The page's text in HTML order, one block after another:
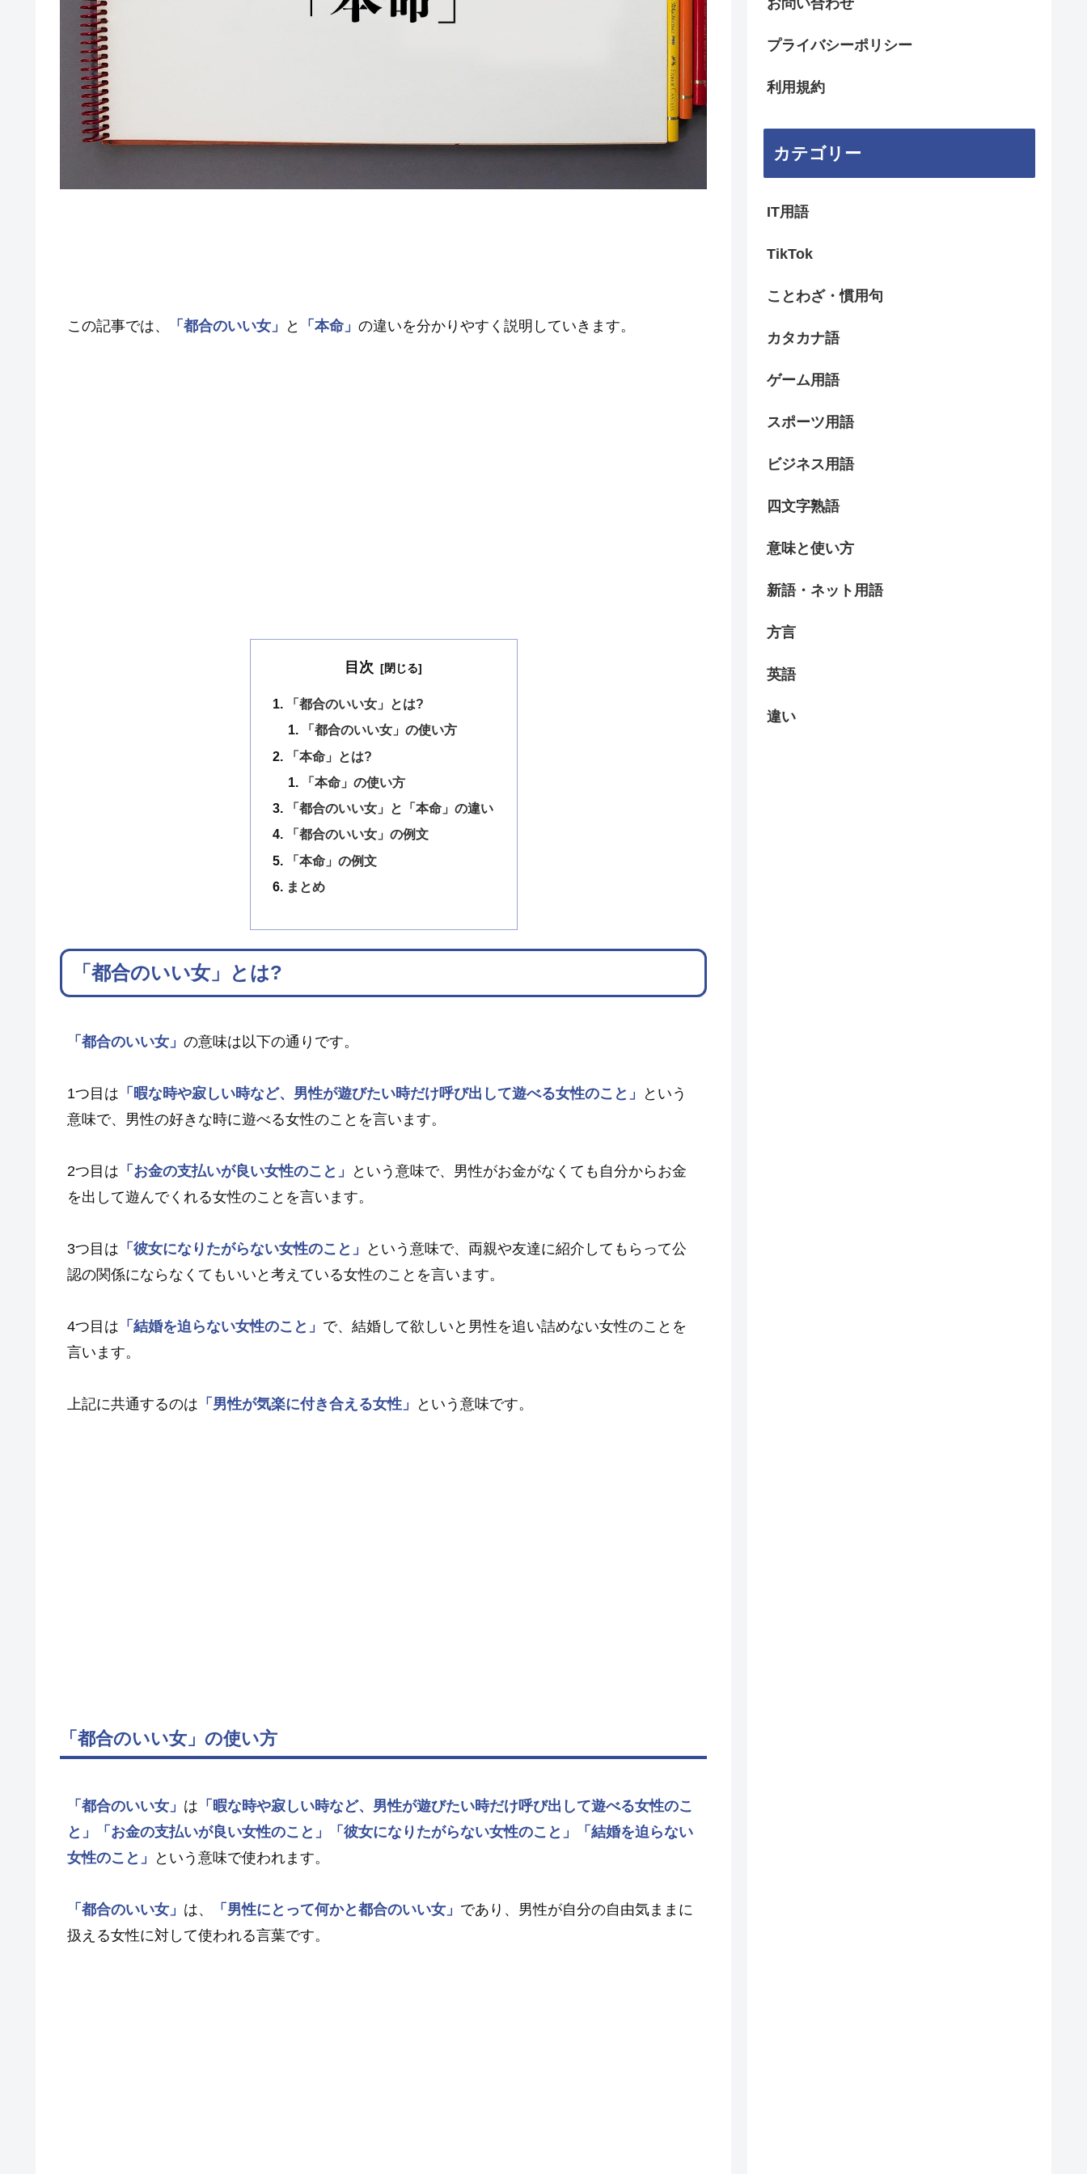
この記事では、 「都合のいい女」 と 「本命」 の違いを分かりやすく説明していきます。
目次
「都合のいい女」とは?
「都合のいい女」の使い方
「本命」とは?
「本命」の使い方
「都合のいい女」と「本命」の違い
「都合のいい女」の例文
「本命」の例文
まとめ
「都合のいい女」とは?
「都合のいい女」 の意味は以下の通りです。
1つ目は 「暇な時や寂しい時など、男性が遊びたい時だけ呼び出して遊べる女性のこと」
という
意味で、男性の好きな時に遊べる女性のことを言います。
2つ目は 「お金の支払いが良い女性のこと」
という意味で、男性がお金がなくても自分からお金
を出して遊んでくれる女性のことを言います。
3つ目は 「彼女になりたがらない女性のこと」
という意味で、両親や友達に紹介してもらって公
認の関係にならなくてもいいと考えている女性のことを言います。
4つ目は 「結婚を迫らない女性のこと」 で、結婚して欲しいと男性を追い詰めない女性のことを
言います。
上記に共通するのは 「男性が気楽に付き合える女性」 という意味です。
「都合のいい女」の使い方
「都合のいい女」 は 「暇な時や寂しい時など、男性が遊びたい時だけ呼び出して遊べる女性のこ
と」
「お金の支払いが良い女性のこと」 「彼女になりたがらない女性のこと」
「結婚を迫らない
女性のこと」
という意味で使われます。
「都合のいい女」 は、 「男性にとって何かと都合のいい女」 であり、男性が自分の自由気ままに
扱える女性に対して使われる言葉です。
プライバシーポリシー
利用規約
カテゴリー
IT用語
TikTok
ことわざ・慣用句
カタカナ語
ゲーム用語
スポーツ用語
ビジネス用語
四文字熟語
意味と使い方
新語・ネット用語
方言
英語
違い